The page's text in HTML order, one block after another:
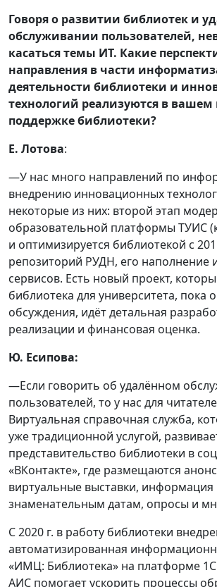
Говоря о развитии библиотек и
обслуживании пользователей,
касаться темы ИТ. Какие
направления в части
деятельности библиотеки и
технологий реализуются в вашем
поддержке библиотеки?
Е. Лотова:
—У нас много направлений по
внедрению инновационных
некоторые из них: второй этап
образовательной платформы ТУИС
и оптимизируется библиотекой с
репозиторий РУДН, его наполнение
сервисов. Есть новый проект,
библиотека для университета, пока
обсуждения, идёт детальная
реализации и финансовая оценка.
Ю. Есипова:
—Если говорить об удалённом
пользователей, то у нас для
Виртуальная справочная служба,
уже традиционной услугой,
представительство библиотеки в
«ВКонтакте», где размещаются
виртуальные выставки, информация
знаменательным датам, опросы и
С 2020 г. в работу библиотеки
автоматизированная
«ИМЦ: Библиотека» на платформе
АИС помогает ускорить процессы